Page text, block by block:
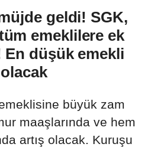
geldi! SGK,
emeklilere ek
düşük emekli
olacak
büyük zam
maaşlarında ve hem
artış olacak. Kuruşu